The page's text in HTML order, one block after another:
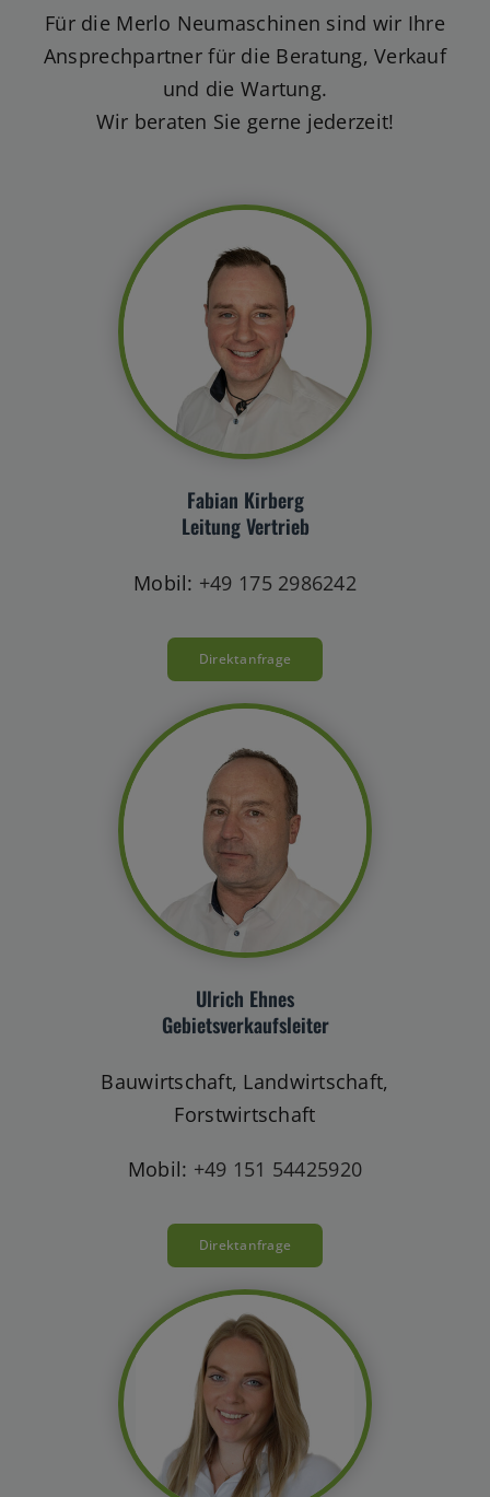
Für die Merlo Neumaschinen sind wir Ihre
Ansprechpartner für die Beratung, Verkauf
und die Wartung.
Wir beraten Sie gerne jederzeit!
Fabian Kirberg
Leitung Vertrieb
Mobil: +49 175 2986242
Direktanfrage
Ulrich Ehnes
Gebietsverkaufsleiter
Bauwirtschaft, Landwirtschaft,
Forstwirtschaft
Mobil: +49 151 54425920
Direktanfrage